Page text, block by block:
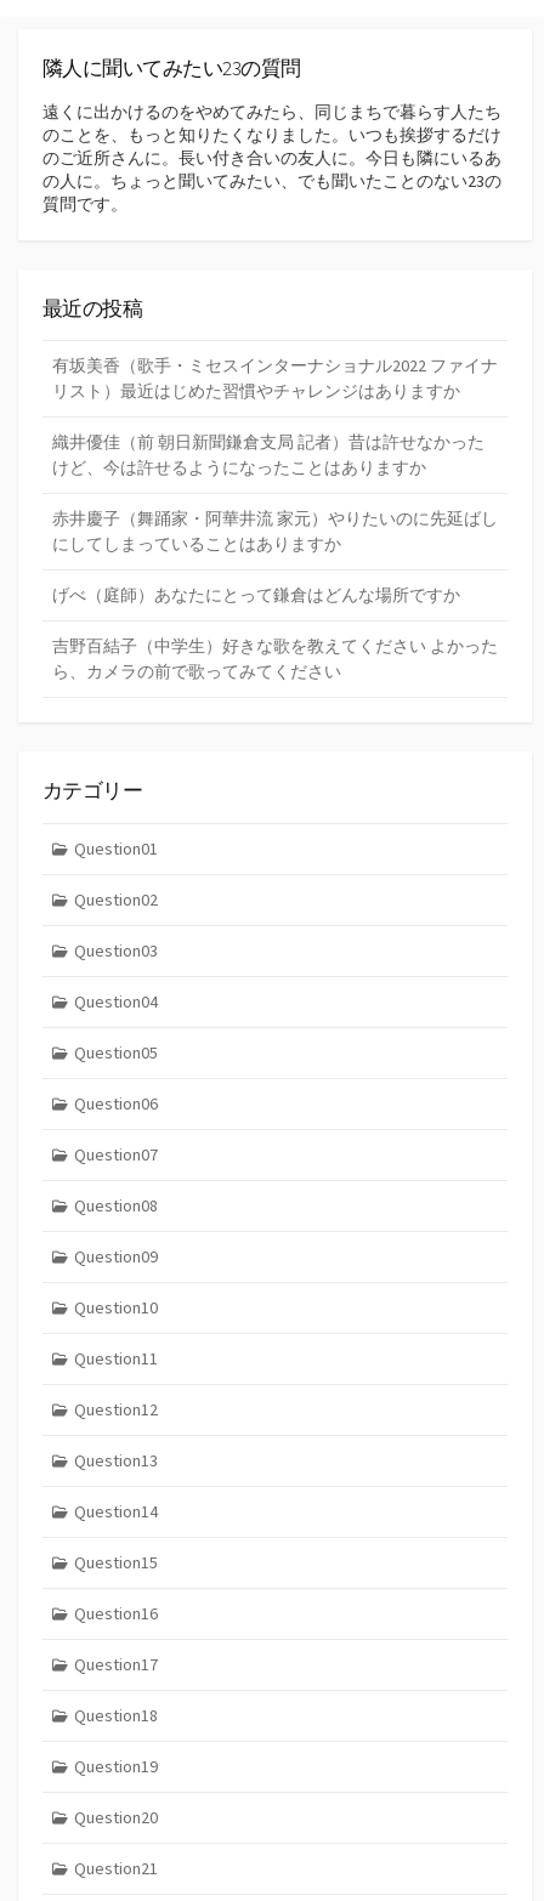
隣人に聞いてみたい23の質問
遠くに出かけるのをやめてみたら、同じまちで暮らす人たち
のことを、もっと知りたくなりました。いつも挨拶するだけ
のご近所さんに。長い付き合いの友人に。今日も隣にいるあ
の人に。ちょっと聞いてみたい、でも聞いたことのない23の
質問です。
最近の投稿
有坂美香（歌手・ミセスインターナショナル2022 ファイナ
リスト）最近はじめた習慣やチャレンジはありますか
織井優佳（前 朝日新聞鎌倉支局 記者）昔は許せなかった
けど、今は許せるようになったことはありますか
赤井慶子（舞踊家・阿華井流 家元）やりたいのに先延ばし
にしてしまっていることはありますか
げべ（庭師）あなたにとって鎌倉はどんな場所ですか
吉野百結子（中学生）好きな歌を教えてください よかった
ら、カメラの前で歌ってみてください
カテゴリー
Question01
Question02
Question03
Question04
Question05
Question06
Question07
Question08
Question09
Question10
Question11
Question12
Question13
Question14
Question15
Question16
Question17
Question18
Question19
Question20
Question21